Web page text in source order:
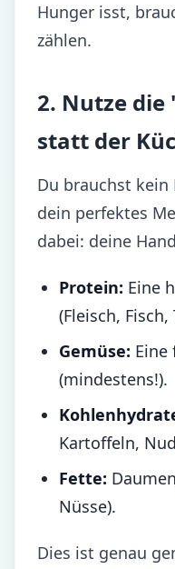
Hunger isst,
zählen.
2. Nutze
statt der
Du brauchst kein
dein perfektes
dabei: deine
Protein: Eine
(Fleisch, Fisch,
Gemüse:
(mindestens!).
Kartoffeln,
Fette:
Nüsse).
Dies ist genau